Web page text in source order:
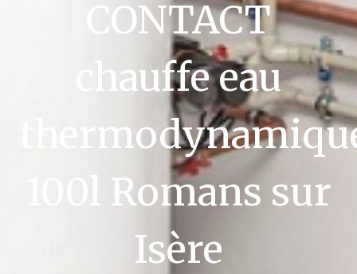
CONTACT
chauffe eau
100l Romans sur
Isère